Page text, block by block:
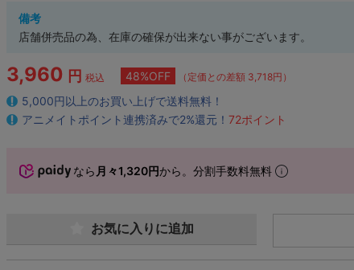
備考
店舗併売品の為、在庫の確保が出来ない事がございます。
3,960 円 税込 48%OFF （定価との差額 3,718円）
5,000円以上のお買い上げで送料無料！
アニメイトポイント連携済みで2%還元！ 72ポイント
なら 月々1,320円から。分割手数料無料
お気に入りに追加